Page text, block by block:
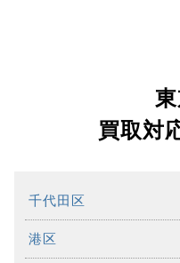
買取対
千代田区
港区